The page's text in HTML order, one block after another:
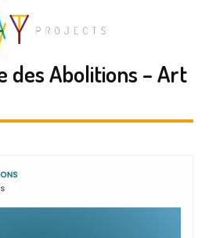
des Abolitions – Art